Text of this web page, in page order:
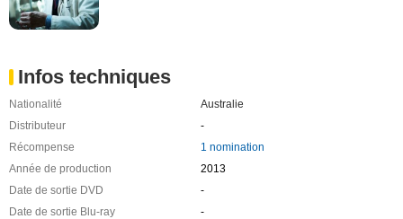
Infos techniques
Nationalité
Australie
Distributeur
-
Récompense
1 nomination
Année de production
2013
Date de sortie DVD
-
Date de sortie Blu-ray
-